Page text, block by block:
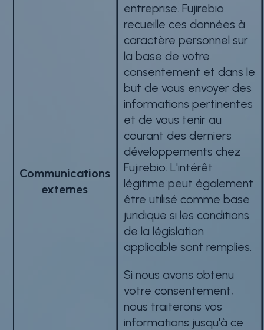
Communications
externes
entreprise. Fujirebio
recueille ces données à
caractère personnel sur
la base de votre
consentement et dans le
but de vous envoyer des
informations pertinentes
et de vous tenir au
courant des derniers
développements chez
Fujirebio. L'intérêt
légitime peut également
être utilisé comme base
juridique si les conditions
de la législation
applicable sont remplies.
Si nous avons obtenu
votre consentement,
nous traiterons vos
informations jusqu'à ce